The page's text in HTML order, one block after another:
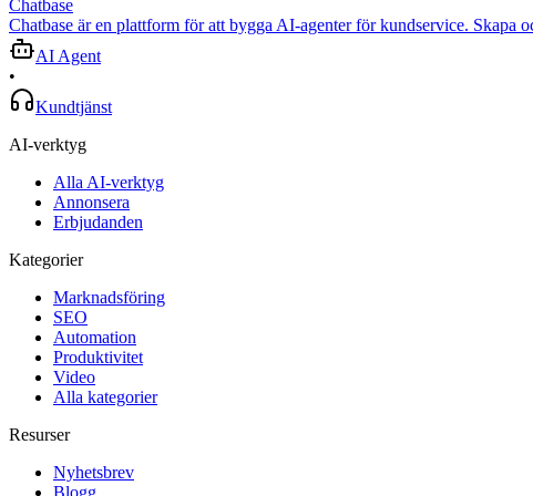
Chatbase
Chatbase är en plattform för att bygga AI-agenter för kundservice. Skapa
AI Agent
•
Kundtjänst
AI-verktyg
Alla AI-verktyg
Annonsera
Erbjudanden
Kategorier
Marknadsföring
SEO
Automation
Produktivitet
Video
Alla kategorier
Resurser
Nyhetsbrev